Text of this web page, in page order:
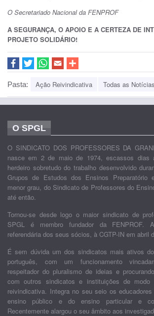
O Secretariado Nacional da FENPROF
A SEGURANÇA, O APOIO E A CERTEZA DE
PROJETO SOLIDÁRIO!
Pasta: Ação Reivindicativa Todas as Notícias
O SPGL
O SINDICATO DOS PROFESSORES DA
nasce em 2 de maio de 1974, escassos dias
herdeiro sobretudo do trabalho desenvolvido
Grupos de Estudos dos Ensinos Preparatório
menor grau, do Sindicato de Professores do
até então.
Tornou-se desde logo o maior sindicato de
SPGL é membro fundador da FENPROF.
referendária dos seus sócios, à CGTP-IN em abril
É sem dúvida um dos sindicatos mais ativos
português, com um funcionamento
respeitador do pluralismo de ideias e
com outros sindicatos e instituições de
reivindicativa. Integra no seu seio os
ensino público e do ensino particular e
Recentemente alargou o seu âmbito aos